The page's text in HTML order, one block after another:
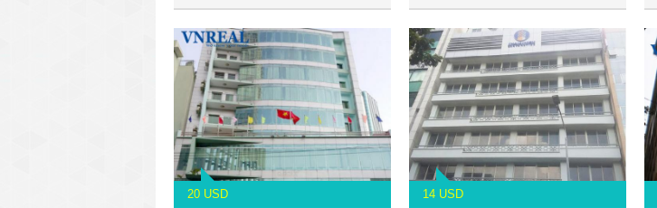
20 USD 14 USD